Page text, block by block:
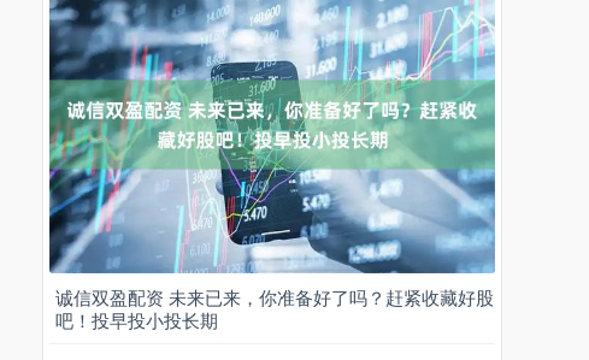
诚信双盈配资 未来已来，你准备好了吗？赶紧收藏好股
吧！投早投小投长期